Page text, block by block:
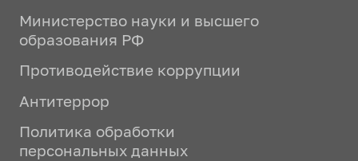
Министерство науки и высшего
образования РФ
Противодействие коррупции
Антитеррор
Политика обработки
персональных данных